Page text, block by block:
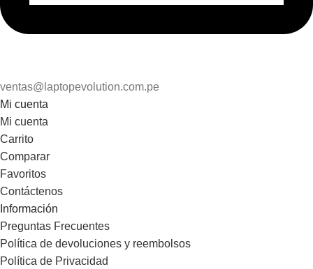
ventas@laptopevolution.com.pe
Mi cuenta
Mi cuenta
Carrito
Comparar
Favoritos
Contáctenos
Información
Preguntas Frecuentes
Política de devoluciones y reembolsos
Política de Privacidad